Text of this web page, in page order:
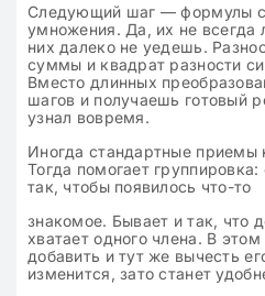
Следующий шаг — формулы
умножения. Да, их не всегда
них далеко не уедешь.
суммы и квадрат разности
Вместо длинных
шагов и получаешь готовый
узнал вовремя.
Иногда стандартные приемы
Тогда помогает
так, чтобы появилось что-то
знакомое. Бывает и так, что
хватает одного члена. В
добавить и тут же вычесть
изменится, зато станет